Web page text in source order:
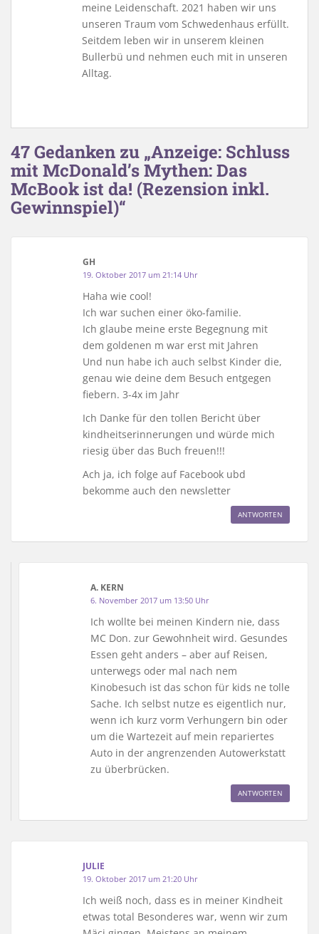
meine Leidenschaft. 2021 haben wir uns
unseren Traum vom Schwedenhaus erfüllt.
Seitdem leben wir in unserem kleinen
Bullerbü und nehmen euch mit in unseren
Alltag.
47 Gedanken zu „Anzeige: Schluss
mit McDonald’s Mythen: Das
McBook ist da! (Rezension inkl.
Gewinnspiel)“
GH
19. Oktober 2017 um 21:14 Uhr
Haha wie cool!
Ich war suchen einer öko-familie.
Ich glaube meine erste Begegnung mit
dem goldenen m war erst mit Jahren
Und nun habe ich auch selbst Kinder die,
genau wie deine dem Besuch entgegen
fiebern. 3-4x im Jahr
Ich Danke für den tollen Bericht über
kindheitserinnerungen und würde mich
riesig über das Buch freuen!!!
Ach ja, ich folge auf Facebook ubd
bekomme auch den newsletter
ANTWORTEN
A. KERN
6. November 2017 um 13:50 Uhr
Ich wollte bei meinen Kindern nie, dass
MC Don. zur Gewohnheit wird. Gesundes
Essen geht anders – aber auf Reisen,
unterwegs oder mal nach nem
Kinobesuch ist das schon für kids ne tolle
Sache. Ich selbst nutze es eigentlich nur,
wenn ich kurz vorm Verhungern bin oder
um die Wartezeit auf mein repariertes
Auto in der angrenzenden Autowerkstatt
zu überbrücken.
ANTWORTEN
JULIE
19. Oktober 2017 um 21:20 Uhr
Ich weiß noch, dass es in meiner Kindheit
etwas total Besonderes war, wenn wir zum